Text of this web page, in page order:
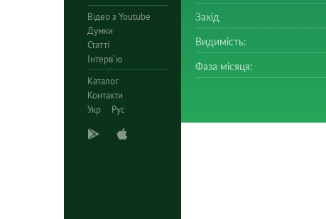
Відео з Youtube
Думки
Статті
Інтерв`ю
Каталог
Контакти
Укр
Рус
Захід
Видимість:
Фаза місяця: